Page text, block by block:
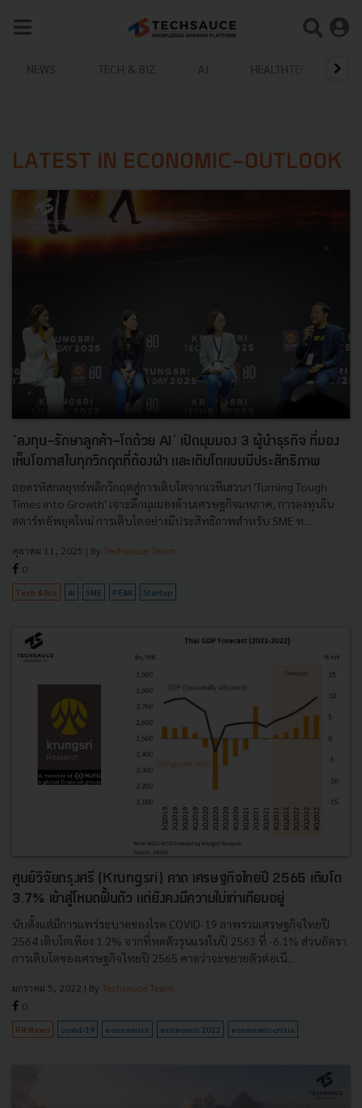
NEWS TECH & BIZ AI HEALTHTECH
LATEST IN ECONOMIC-OUTLOOK
‘ลงทุน-รักษาลูกค้า-โตด้วย AI’ เปิดมุมมอง 3 ผู้นำธุรกิจ ที่มอง
เห็นโอกาสในทุกวิกฤตที่ต้องฝ่า และเติบโตแบบมีประสิทธิภาพ
ถอดรหัสกลยุทธ์พลิกวิกฤตสู่การเติบโตจากเวทีเสวนา 'Turning Tough
Times into Growth' เจาะลึกมุมมองด้านเศรษฐกิจมหภาค, การลงทุนใน
สตาร์ทอัพยุคใหม่ การเติบโตอย่างมีประสิทธิภาพสำหรับ SME ท...
ตุลาคม 11, 2025 | By Techsauce Team
0
Tech & Biz AI SME PEAK Startup
ศูนย์วิจัยกรุงศรี (Krungsri) คาด เศรษฐกิจไทยปี 2565 เติบโต
3.7% เข้าสู่โหมดฟื้นตัว แต่ยังคงมีความไม่เท่าเทียมอยู่
นับตั้งแต่มีการแพร่ระบาดของโรค COVID-19 ภาพรวมเศรษฐกิจไทยปี
2564 เติบโตเพียง 1.2% จากที่หดตัวรุนแรงในปี 2563 ที่ -6.1% ส่วนอัตรา
การเติบโตของเศรษฐกิจไทยปี 2565 คาดว่าจะขยายตัวต่อเนื...
มกราคม 5, 2022 | By Techsauce Team
0
PR News covid-19 economics economic 2022 economic-crisis